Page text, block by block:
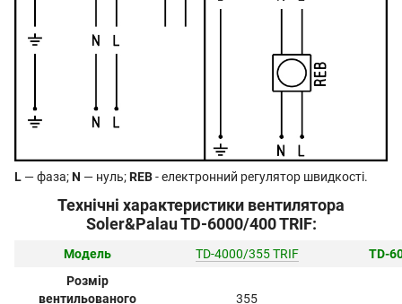
L — фаза;N — нуль;REB- електронний регулятор швидкості.
Технічні характеристики вентилятора
Soler&Palau TD-6000/400 TRIF:
Модель TD-4000/355 TRIF
TD-
Розмір
вентильованого
355